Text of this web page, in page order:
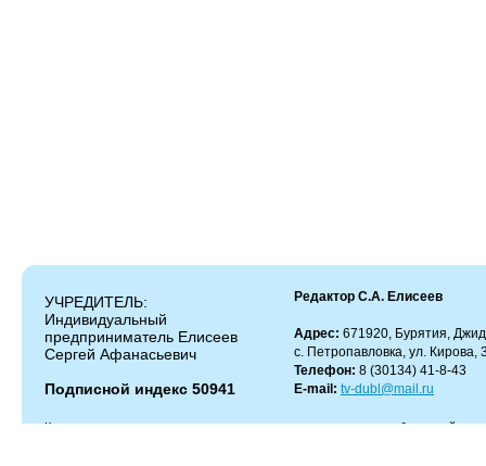
УЧРЕДИТЕЛЬ:
Индивидуальный
предприниматель Елисеев
Сергей Афанасьевич
Подписной индекс 50941
Редактор С.А. Елисеев
Адрес: 671920, Бурятия,
с. Петропавловка, ул. Кирова,
Телефон: 8 (30134) 41-8-43
E-mail: tv-dubl@mail.ru
Копирование и цитирование материалов разрешено только с работающей